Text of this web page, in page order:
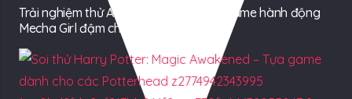
Trải nghiệm thử Artery Gear: Fusion – Game hành động
Mecha Girl đậm chất Nhật Bản